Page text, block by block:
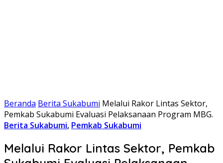
Beranda Berita Sukabumi Melalui Rakor Lintas Sektor,
Pemkab Sukabumi Evaluasi Pelaksanaan Program MBG.
Berita Sukabumi, Pemkab Sukabumi
Melalui Rakor Lintas Sektor, Pemkab